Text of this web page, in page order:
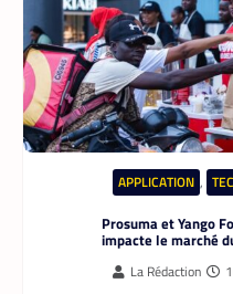
APPLICATION ,
Prosuma et Yango
impacte le marché
La Rédaction